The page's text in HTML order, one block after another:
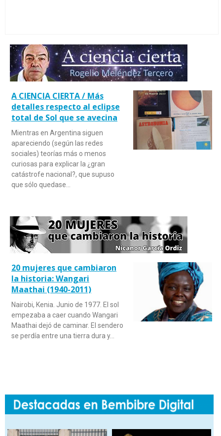
A CIENCIA CIERTA / Más
detalles respecto al eclipse
total de Sol que se avecina
Mientras en Argentina siguen
apareciendo (según las redes
sociales) teorías más o menos
curiosas para explicar la ¿gran
catástrofe nacional?, que supuso
que sólo quedase…
20 mujeres que cambiaron
la historia: Wangari
Maathai (1940-2011)
Nairobi, Kenia. Junio de 1977. El sol
empezaba a caer cuando Wangari
Maathai dejó de caminar. El sendero
se perdía entre una tierra dura y…